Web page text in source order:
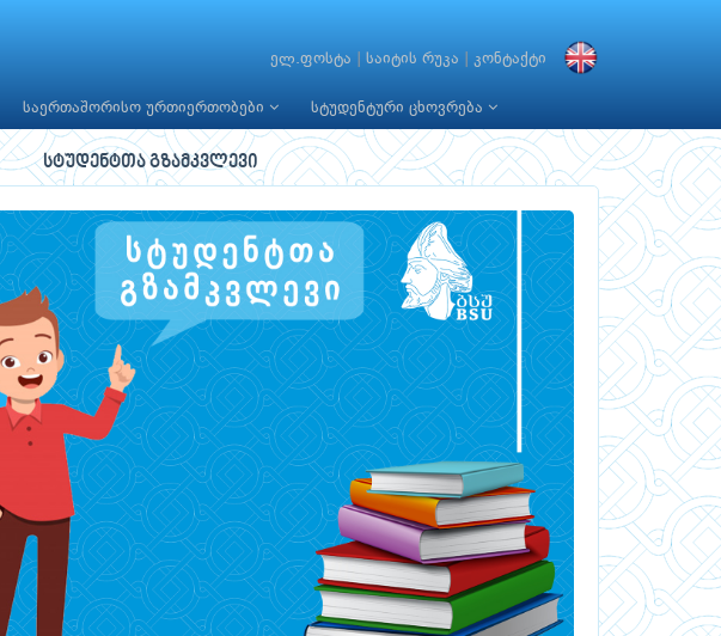
ელ.ფოსტა საიტის რუკა კონტაქტი
საერთაშორისო ურთიერთობები სტუდენტური ცხოვრება
სტუდენტთა გზამკვლევი